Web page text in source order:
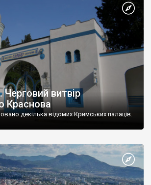
витвір
Краснова
декілька відомих Кримських палаців.